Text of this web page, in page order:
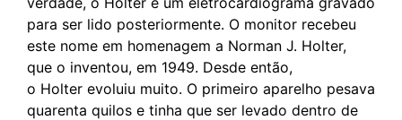
para ser lido posteriormente. O monitor recebeu
este nome em homenagem a Norman J. Holter,
que o inventou, em 1949. Desde então,
o Holter evoluiu muito. O primeiro aparelho pesava
quarenta quilos e tinha que ser levado dentro de